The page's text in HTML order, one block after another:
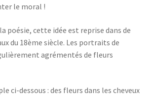
le moral !
poésie, cette idée est reprise dans de
du 18ème siècle. Les portraits de
agrémentés de fleurs
ci-dessous : des fleurs dans les cheveux